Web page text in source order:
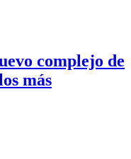
complejo de
más